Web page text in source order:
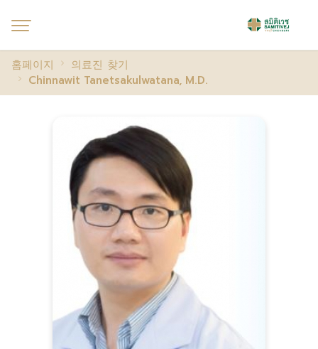
홈페이지
의료진 찾기
Chinnawit Tanetsakulwatana, M.D.